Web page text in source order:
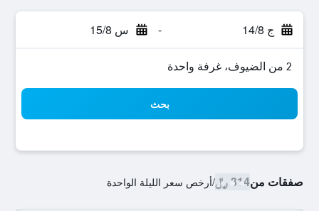
ج 14/8 - س 15/8
2 من الضيوف، غرفة واحدة
بحث
صفقات من314 ﷼ /أرخص سعر الليلة الواحدة